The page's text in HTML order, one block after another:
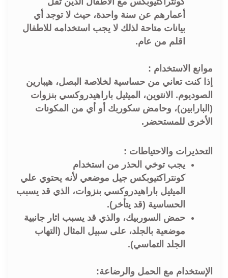
أعمارهم عن سنة واحدة، حيث لا توجد أي
بيانات متاحة لذلك لا يجب استخدامه للاطفال
اقلم من عام.
موانع الاستخدام :
إذا كنت تعاني من حساسية لخلاصة البصل، هيبارين
الصوديوم. الانتوين، الميثيل باراهيدروكسي بنزوات
(البارابين)، وحامض سكوربك أو أي من المكونات
الأخرى للمستحضر.
التحذيرات والاحتياطات :
يجب توخي الحذر من استخدام
كونتراكتيوبكس جيل موضعي لأنه يحتوي علي
الميثيل باراهيدروكسي بنزوات، الذي قد يسبب
الحساسية (قد يتأخر).
حمض السوربيك، والذي قد يسبب اثار جانبية
موضعية بالجلد، على سبيل المثال (التهاب
الجلد التماسي).
الإستخدام مع الحمل والرضاعة: